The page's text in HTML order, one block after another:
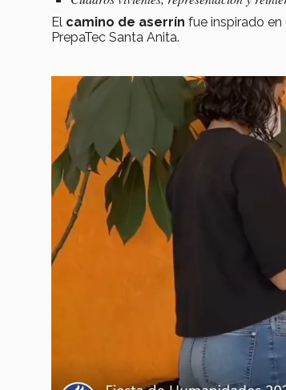
El camino de aserrín fue inspirado
PrepaTec Santa Anita.